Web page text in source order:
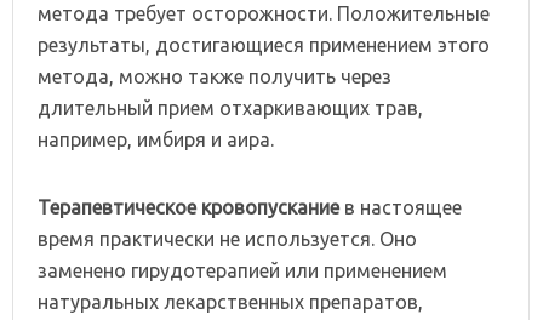
метода требует осторожности. Положительные
результаты, достигающиеся применением этого
метода, можно также получить через
длительный прием отхаркивающих трав,
например, имбиря и аира.
Терапевтическое кровопусканиев настоящее
время практически не используется. Оно
заменено гирудотерапией или применением
натуральных лекарственных препаратов,